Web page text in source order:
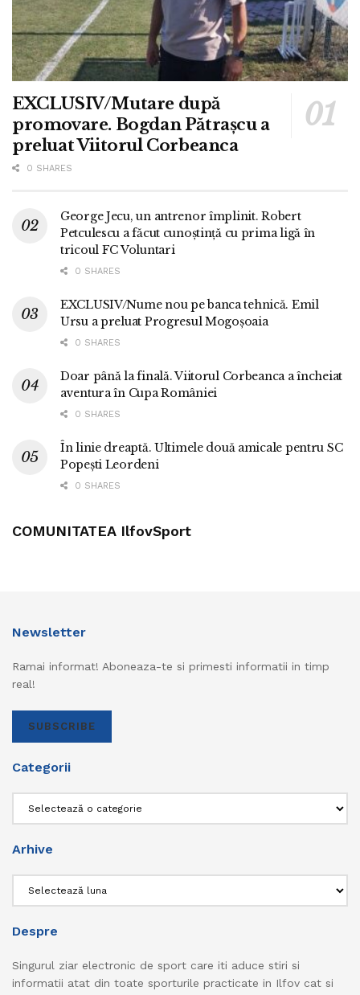
EXCLUSIV/Mutare după
promovare. Bogdan Pătrașcu a
preluat Viitorul Corbeanca
0 SHARES
George Jecu, un antrenor împlinit. Robert
Petculescu a făcut cunoștință cu prima ligă în
tricoul FC Voluntari
0 SHARES
EXCLUSIV/Nume nou pe banca tehnică. Emil
Ursu a preluat Progresul Mogoșoaia
0 SHARES
Doar până la finală. Viitorul Corbeanca a încheiat
aventura în Cupa României
0 SHARES
În linie dreaptă. Ultimele două amicale pentru SC
Popești Leordeni
0 SHARES
COMUNITATEA IlfovSport
Newsletter
Ramai informat! Aboneaza-te si primesti informatii in timp
real!
SUBSCRIBE
Categorii
Arhive
Despre
Singurul ziar electronic de sport care iti aduce stiri si
informatii atat din toate sporturile practicate in Ilfov cat si